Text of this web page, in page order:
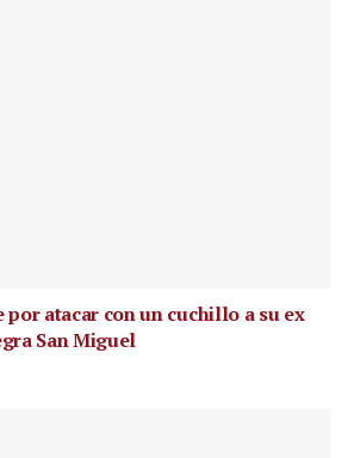
por atacar con un cuchillo a su ex
San Miguel